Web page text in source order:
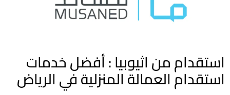
استقدام من اثيوبيا : أفضل خدمات
استقدام العمالة المنزلية في الرياض